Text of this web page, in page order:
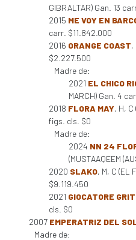
GIBRALTAR) Gan. 13
2015 ME VOY EN
carr. $11.842.000
2016 ORANGE COAST,
$2.227.500
Madre de:
2021 EL CHICO
MARCH) Gan. 4
2018 FLORA MAY, H, C
figs. cls. $0
Madre de:
2024 NN 24
(MUSTAAQEEM
2020 SLAKO, M, C (EL
$9.119.450
2021 GIOCATORE
cls. $0
2007 EMPERATRIZ DEL
Madre de: